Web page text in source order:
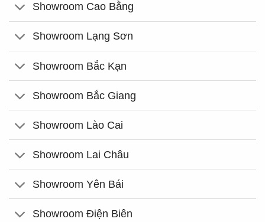
Showroom Cao Bằng
Showroom Lạng Sơn
Showroom Bắc Kạn
Showroom Bắc Giang
Showroom Lào Cai
Showroom Lai Châu
Showroom Yên Bái
Showroom Điện Biên